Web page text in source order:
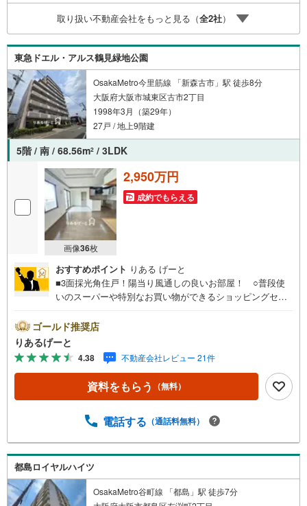
取りづらい」などご相談ください！営業スタッフがご自宅
に伺って送迎致します！【リフォーム相談】資格を持った
専門スタッフがお悩みに合わせてお話をうかがい、お客さ
まにぴったりの提案を行います！■その他:物件相談、住宅
ローン相談、ご質問、気になること、何でもお気軽にご相
談ください！
取り扱い不動産会社をもっと見る（全2社）
東急ドエル・アルス鶴見緑地公園
OsakaMetro今里筋線 「新森古市」駅 徒歩8分
大阪府大阪市城東区古市2丁目
1998年3月（築29年）
27戸 / 地上9階建
5階 / 南 / 68.56m2 / 3LDK
画像36枚
2,950万円
成約でもらえる
おすすめポイント りある げーと
■3面採光角住戸！陽当り風通しの良いお部屋！ ○普段使
いのスーパーや特別なお買い物ができるショッピングセン
便利！「新森古市駅」徒歩8分！■物件検討中のお客さま！
ちょっと見学してみたいだけなどでも内覧可能です！売主
さまの都合等で見学ができない場合がございます。お気軽
に「りあるげーと」までお問合わせ下さい！■「りあるげー
と」が選ばれるポイント！■年中休まず営業中！いつでも対
応致します！・営業時間:9:00～21:00上記の時間帯は、お
相談、承ります！■【無料送迎】「小さなお子さまをつれて
ご相談ください！営業スタッフがご自宅に伺って送迎致し
ます！【リフォーム相談】資格を持った専門スタッフがお
悩みに合わせてお話をうかがい、お客さまにぴったりの提
案を行います！■その他:物件相談、住宅ローン相談、ご質
問、気になること、何でもお気軽にご相談ください！
ゴールド推奨店
りあるげーと
4.38 不動産会社レビュー 21件
資料をもらう （無料）
電話する （通話料無料）
都島ロイヤルハイツ
OsakaMetro谷町線 「都島」駅 徒歩7分